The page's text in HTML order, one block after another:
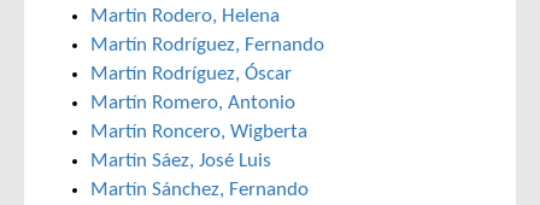
Martín Rodero, Helena
Martín Rodríguez, Fernando
Martín Rodríguez, Óscar
Martín Romero, Antonio
Martín Roncero, Wigberta
Martín Sáez, José Luis
Martín Sánchez, Fernando